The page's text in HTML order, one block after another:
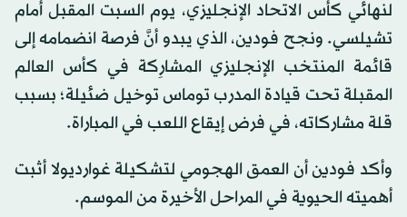
لنهائي كأس الاتحاد الإنجليزي، يوم السبت المقبل أمام
تشيلسي. ونجح فودين، الذي يبدو أنَّ فرصة انضمامه إلى
قائمة المنتخب الإنجليزي المشارِكة في كأس العالم
المقبلة تحت قيادة المدرب توماس توخيل ضئيلة؛ بسبب
قلة مشاركاته، في فرض إيقاع اللعب في المباراة.
وأكد فودين أن العمق الهجومي لتشكيلة غوارديولا أثبت
أهميته الحيوية في المراحل الأخيرة من الموسم.